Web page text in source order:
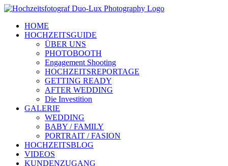
Zum
springenHOME
HOCHZEITSGUIDE
ÜBER UNS
PHOTOBOOTH
Engagement Shooting
HOCHZEITSREPORTAGE
GETTING READY
AFTER WEDDING
Die Investition
GALERIE
WEDDING
BABY / FAMILY
PORTRAIT / FASION
HOCHZEITSBLOG
VIDEOS
KUNDENZUGANG